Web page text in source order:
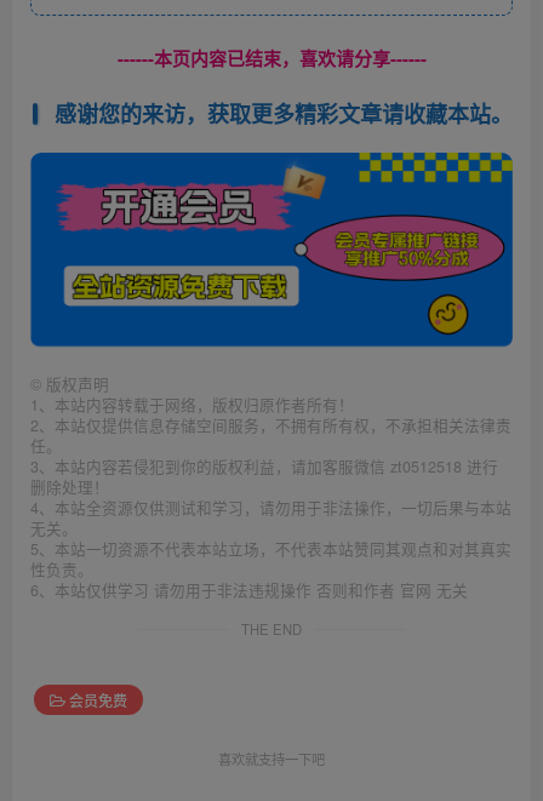
------本页内容已结束，喜欢请分享------
感谢您的来访，获取更多精彩文章请收藏本站。
© 版权声明
1、本站内容转载于网络，版权归原作者所有！
2、本站仅提供信息存储空间服务，不拥有所有权，不承担相关法律责
任。
3、本站内容若侵犯到你的版权利益，请加客服微信 zt0512518 进行
删除处理！
4、本站全资源仅供测试和学习，请勿用于非法操作，一切后果与本站
无关。
5、本站一切资源不代表本站立场，不代表本站赞同其观点和对其真实
性负责。
6、本站仅供学习 请勿用于非法违规操作 否则和作者 官网 无关
THE END
会员免费
喜欢就支持一下吧